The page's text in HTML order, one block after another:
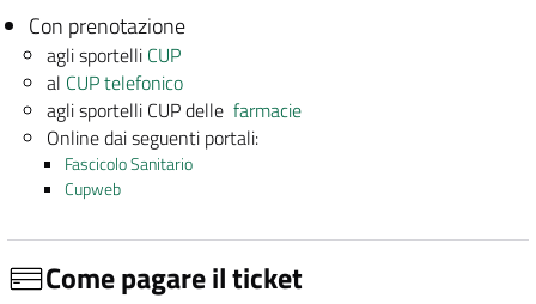
Con prenotazione
agli sportelli CUP
al CUP telefonico
agli sportelli CUP dellefarmacie
Online dai seguenti portali:
Fascicolo Sanitario
Cupweb
Come pagare il ticket